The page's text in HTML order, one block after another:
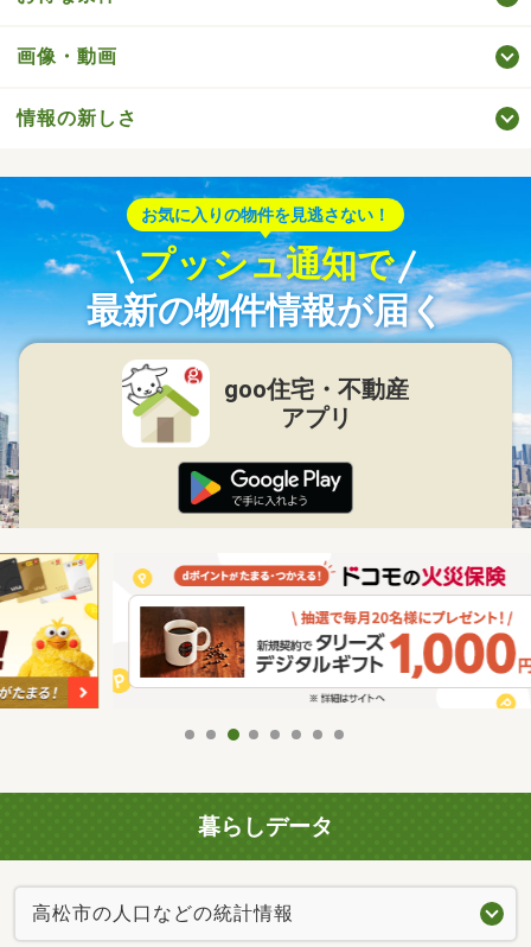
画像・動画
情報の新しさ
お気に入りの物件を見逃さない！
プッシュ通知で
最新の物件情報が届く
goo住宅・不動産
アプリ
暮らしデータ
高松市の人口などの統計情報